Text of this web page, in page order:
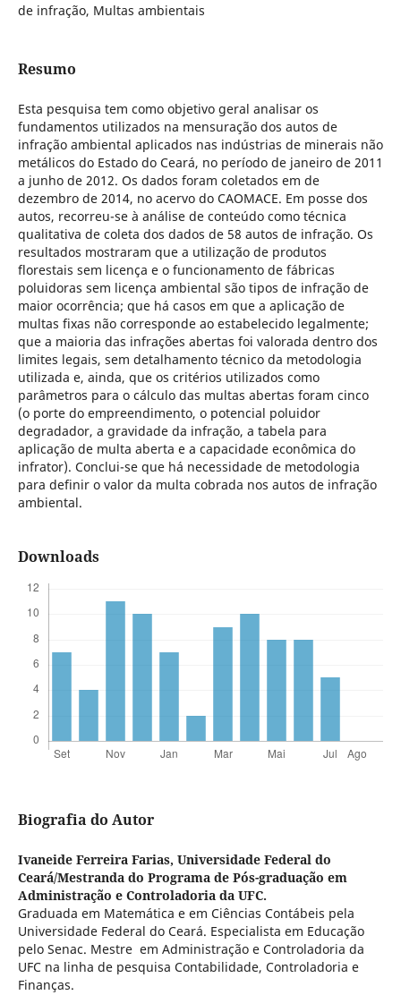
de infração, Multas ambientais
Resumo
Esta pesquisa tem como objetivo geral analisar os
fundamentos utilizados na mensuração dos autos de
infração ambiental aplicados nas indústrias de minerais não
metálicos do Estado do Ceará, no período de janeiro de 2011
a junho de 2012. Os dados foram coletados em de
dezembro de 2014, no acervo do CAOMACE. Em posse dos
autos, recorreu-se à análise de conteúdo como técnica
qualitativa de coleta dos dados de 58 autos de infração. Os
resultados mostraram que a utilização de produtos
florestais sem licença e o funcionamento de fábricas
poluidoras sem licença ambiental são tipos de infração de
maior ocorrência; que há casos em que a aplicação de
multas fixas não corresponde ao estabelecido legalmente;
que a maioria das infrações abertas foi valorada dentro dos
limites legais, sem detalhamento técnico da metodologia
utilizada e, ainda, que os critérios utilizados como
parâmetros para o cálculo das multas abertas foram cinco
(o porte do empreendimento, o potencial poluidor
degradador, a gravidade da infração, a tabela para
aplicação de multa aberta e a capacidade econômica do
infrator). Conclui-se que há necessidade de metodologia
para definir o valor da multa cobrada nos autos de infração
ambiental.
Downloads
Biografia do Autor
Ivaneide Ferreira Farias, Universidade Federal do
Ceará/Mestranda do Programa de Pós-graduação em
Administração e Controladoria da UFC.
Graduada em Matemática e em Ciências Contábeis pela
Universidade Federal do Ceará. Especialista em Educação
pelo Senac. Mestre em Administração e Controladoria da
UFC na linha de pesquisa Contabilidade, Controladoria e
Finanças.